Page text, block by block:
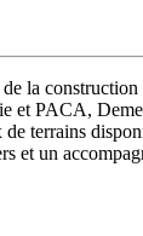
la
et PACA,
terrains
et un